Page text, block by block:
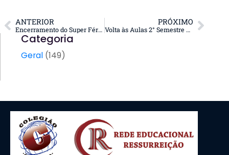
ANTERIOR
Encerramento do Super Férias Colégião! Veja o que Rolou no Último Dia!
PRÓXIMO
Volta às Aulas 2° Semestre de 2025!
Categoria
Geral (149)